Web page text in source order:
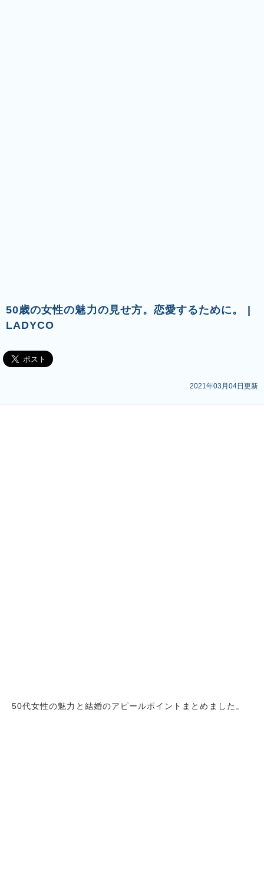
50歳の女性の魅力の見せ方。恋愛するために。 |
LADYCO
2021年03月04日更新
50代女性の魅力と結婚のアピールポイントまとめました。